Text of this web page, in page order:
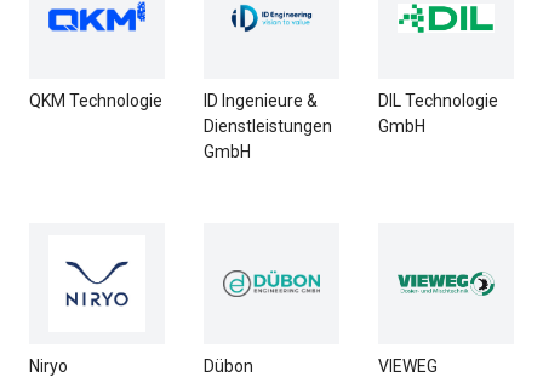
QKM Technologie
ID Ingenieure &
Dienstleistungen
GmbH
DIL Technologie
GmbH
Niryo
Dübon
VIEWEG